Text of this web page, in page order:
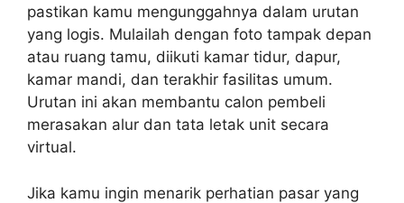
pastikan kamu mengunggahnya dalam urutan
yang logis. Mulailah dengan foto tampak depan
atau ruang tamu, diikuti kamar tidur, dapur,
kamar mandi, dan terakhir fasilitas umum.
Urutan ini akan membantu calon pembeli
merasakan alur dan tata letak unit secara
virtual.
Jika kamu ingin menarik perhatian pasar yang